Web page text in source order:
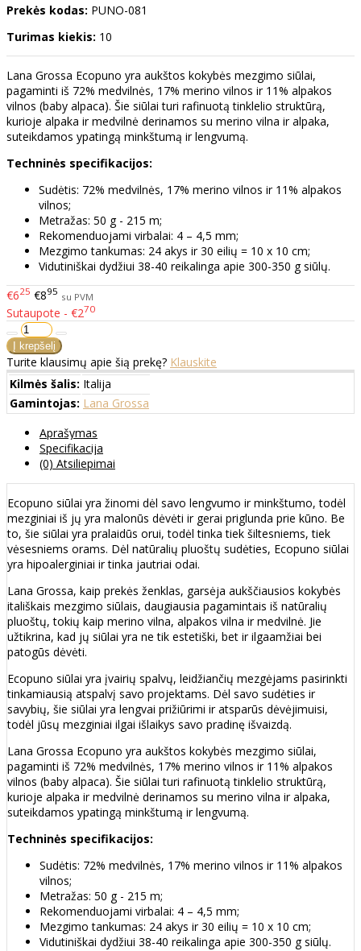
Prekės kodas: PUNO-081
Turimas kiekis: 10
Lana Grossa Ecopuno yra aukštos kokybės mezgimo siūlai,
pagaminti iš 72% medvilnės, 17% merino vilnos ir 11% alpakos
vilnos (baby alpaca). Šie siūlai turi rafinuotą tinklelio struktūrą,
kurioje alpaka ir medvilnė derinamos su merino vilna ir alpaka,
suteikdamos ypatingą minkštumą ir lengvumą.
Techninės specifikacijos:
Sudėtis: 72% medvilnės, 17% merino vilnos ir 11% alpakos
vilnos;
Metražas: 50 g - 215 m;
Rekomenduojami virbalai: 4 – 4,5 mm;
Mezgimo tankumas: 24 akys ir 30 eilių = 10 x 10 cm;
Vidutiniškai dydžiui 38-40 reikalinga apie 300-350 g siūlų.
€625 €895 su PVM
Sutaupote - €270
Turite klausimų apie šią prekę? Klauskite
Kilmės šalis: Italija
Gamintojas: Lana Grossa
Aprašymas
Specifikacija
(0) Atsiliepimai
Ecopuno siūlai yra žinomi dėl savo lengvumo ir minkštumo, todėl
mezginiai iš jų yra malonūs dėvėti ir gerai priglunda prie kūno. Be
to, šie siūlai yra pralaidūs orui, todėl tinka tiek šiltesniems, tiek
vėsesniems orams. Dėl natūralių pluoštų sudėties, Ecopuno siūlai
yra hipoalerginiai ir tinka jautriai odai.
Lana Grossa, kaip prekės ženklas, garsėja aukščiausios kokybės
itališkais mezgimo siūlais, daugiausia pagamintais iš natūralių
pluoštų, tokių kaip merino vilna, alpakos vilna ir medvilnė. Jie
užtikrina, kad jų siūlai yra ne tik estetiški, bet ir ilgaamžiai bei
patogūs dėvėti.
Ecopuno siūlai yra įvairių spalvų, leidžiančių mezgėjams pasirinkti
tinkamiausią atspalvį savo projektams. Dėl savo sudėties ir
savybių, šie siūlai yra lengvai prižiūrimi ir atsparūs dėvėjimuisi,
todėl jūsų mezginiai ilgai išlaikys savo pradinę išvaizdą.
Lana Grossa Ecopuno yra aukštos kokybės mezgimo siūlai,
pagaminti iš 72% medvilnės, 17% merino vilnos ir 11% alpakos
vilnos (baby alpaca). Šie siūlai turi rafinuotą tinklelio struktūrą,
kurioje alpaka ir medvilnė derinamos su merino vilna ir alpaka,
suteikdamos ypatingą minkštumą ir lengvumą.
Techninės specifikacijos:
Sudėtis: 72% medvilnės, 17% merino vilnos ir 11% alpakos
vilnos;
Metražas: 50 g - 215 m;
Rekomenduojami virbalai: 4 – 4,5 mm;
Mezgimo tankumas: 24 akys ir 30 eilių = 10 x 10 cm;
Vidutiniškai dydžiui 38-40 reikalinga apie 300-350 g siūlų.